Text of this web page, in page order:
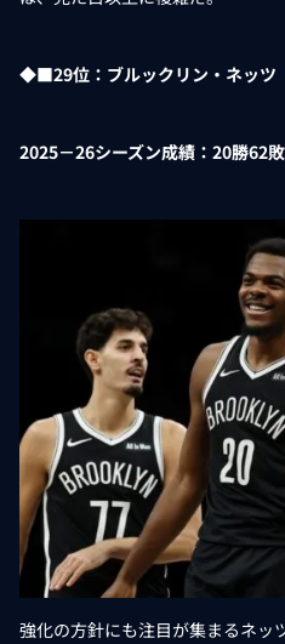
◆■29位：ブルックリン・ネッツ
2025－26シーズン成績：20勝62敗
強化の方針にも注目が集まるネッ